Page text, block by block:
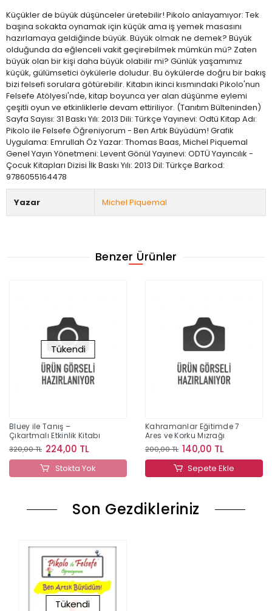
Küçükler de büyük düşünceler üretebilir! Pikolo anlayamıyor: Tek
başına sokakta oynamak için küçük ama iş yemek masasını
hazırlamaya geldiğinde büyük. Büyük olmak ne demek? Büyük
olduğunda da eğlenceli vakit geçirebilmek mümkün mü? Zaten
büyük olan bir kişi daha büyük olabilir mi? Günlük yaşamımız
küçük, gülümsetici öykülerle doludur. Bu öykülerde doğru bir bakış
bizi felsefi sorulara götürebilir. Kitabın ikinci kısmındaki Pikolo'nun
Felsefe Atölyesi'nde, kitap boyunca yer alan düşünme eylemi
çeşitli oyun ve etkinliklerle devam ettiriliyor. (Tanıtım Bülteninden)
Sayfa Sayısı: 31 Baskı Yılı: 2013 Dili: Türkçe Yayınevi: Odtü Kitap Adı:
Pikolo ile Felsefe Öğreniyorum - Ben Artık Büyüdüm! Grafik
Uygulama: Emrullah Öz Yazar: Thomas Baas, Michel Piquemal
Genel Yayın Yönetmeni: Levent Gönül Yayınevi: ODTÜ Yayıncılık -
Çocuk Kitapları Dizisi İlk Baskı Yılı: 2013 Dil: Türkçe Barkod:
9786055164478
Yazar Michel Piquemal
Benzer Ürünler
Tükendi
Bluey ile Tanış –
Çıkartmalı Etkinlik Kitabı
320,00 TL 224,00 TL
Stokta Yok
Kahramanlar Eğitimde 7
Ares ve Korku Mızrağı
200,00 TL 140,00 TL
Sepete Ekle
Son Gezdikleriniz
Tükendi